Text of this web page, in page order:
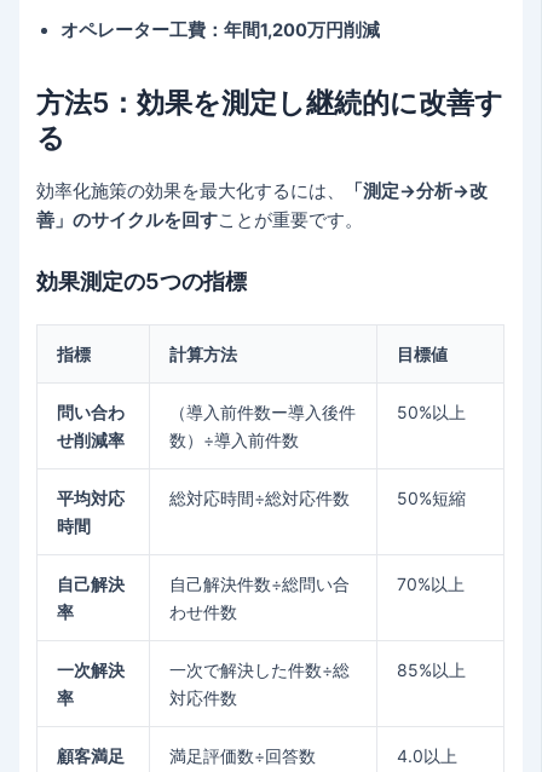
オペレーター工費：年間1,200万円削減
方法5：効果を測定し継続的に改善す
る
効率化施策の効果を最大化するには、
「測定→分析→改
善」のサイクルを回すことが重要です。
効果測定の5つの指標
指標 計算方法 目標値
問い合わ
せ削減率
（導入前件数ー導入後件
数）÷導入前件数
50%以上
平均対応
時間
総対応時間÷総対応件数 50%短縮
自己解決
率
自己解決件数÷総問い合
わせ件数
70%以上
一次解決
率
一次で解決した件数÷総
対応件数
85%以上
顧客満足
満足評価数÷回答数
4.0以上